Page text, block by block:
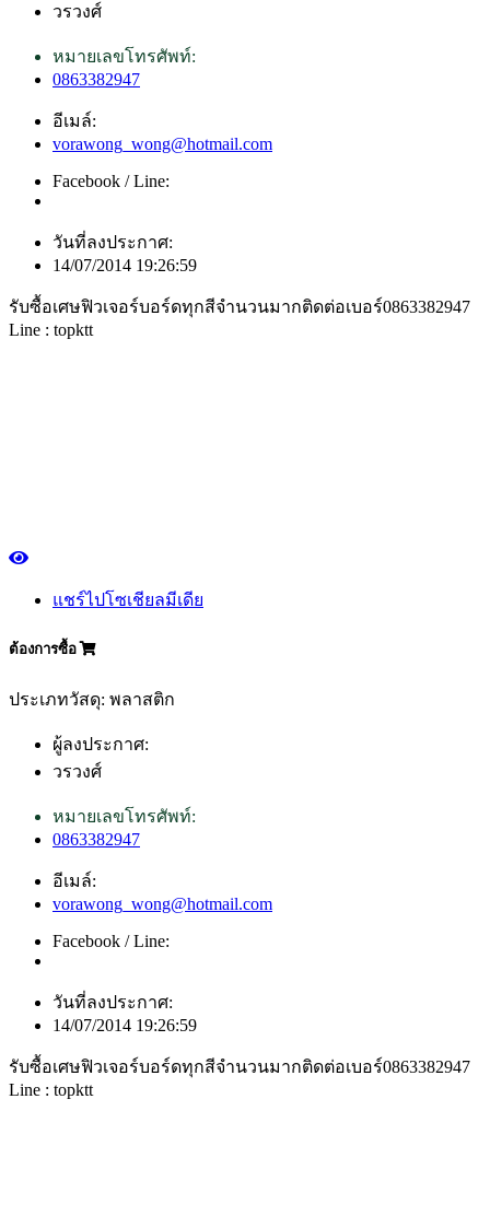
วรวงศ์
หมายเลขโทรศัพท์:
0863382947
อีเมล์:
vorawong_wong@hotmail.com
Facebook / Line:
วันที่ลงประกาศ:
14/07/2014 19:26:59
รับซื้อเศษฟิวเจอร์บอร์ดทุกสีจำนวนมากติดต่อเบอร์0863382947
Line : topktt
แชร์ไปโซเชียลมีเดีย
ต้องการซื้อ
ประเภทวัสดุ: พลาสติก
ผู้ลงประกาศ:
วรวงศ์
หมายเลขโทรศัพท์:
0863382947
อีเมล์:
vorawong_wong@hotmail.com
Facebook / Line:
วันที่ลงประกาศ:
14/07/2014 19:26:59
รับซื้อเศษฟิวเจอร์บอร์ดทุกสีจำนวนมากติดต่อเบอร์0863382947
Line : topktt